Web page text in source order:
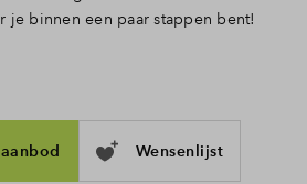
je binnen een paar stappen bent!
deuren naar de tuin
je door naar het woongedeelte,
hoge ramen en deuren rijkelijk
Wensenlijst